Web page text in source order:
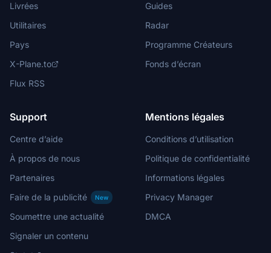
Livrées
Utilitaires
Pays
X-Plane.to
Flux RSS
Guides
Radar
Programme Créateurs
Fonds d’écran
Support
Centre d’aide
À propos de nous
Partenaires
Faire de la publicité
New
Soumettre une actualité
Signaler un contenu
Mentions légales
Conditions d’utilisation
Politique de confidentialité
Informations légales
Privacy Manager
DMCA